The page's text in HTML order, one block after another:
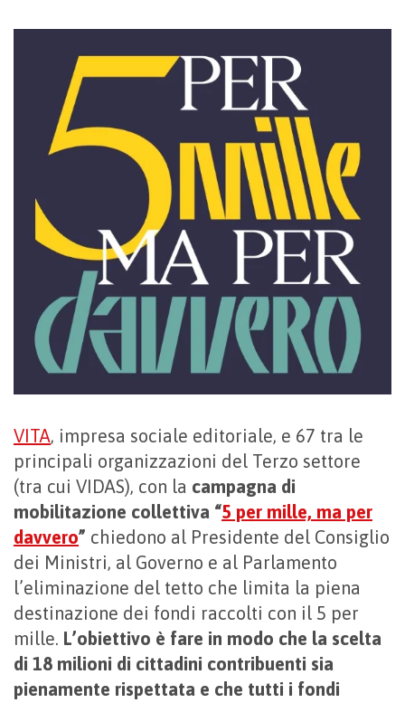
VITA, impresa sociale editoriale, e 67 tra le
principali organizzazioni del Terzo settore
(tra cui VIDAS), con la campagna di
mobilitazione collettiva “5 per mille, ma per
davvero” chiedono al Presidente del Consiglio
dei Ministri, al Governo e al Parlamento
l’eliminazione del tetto che limita la piena
destinazione dei fondi raccolti con il 5 per
mille. L’obiettivo è fare in modo che la scelta
di 18 milioni di cittadini contribuenti sia
pienamente rispettata e che tutti i fondi